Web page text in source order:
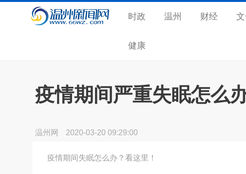
时政 温州 财经
健康
疫情期间严重失眠怎么
温州网 2020-03-20 09:29:00
疫情期间失眠怎么办？看这里！